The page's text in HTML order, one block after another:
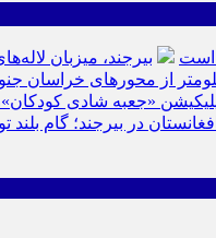
است بیرجند، میزبان
«جعبه شادی
در بیرجند؛ گام